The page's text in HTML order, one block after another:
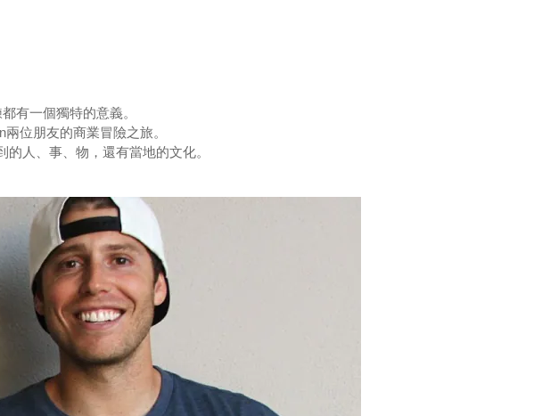
有一個獨特的意義。
位朋友的商業冒險之旅。
人、事、物，還有當地的文化。